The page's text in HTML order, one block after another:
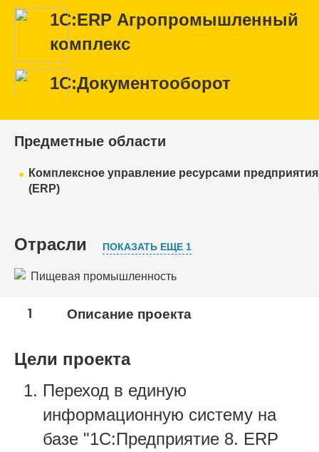
1С:ERP Агропромышленный
комплекс
1С:Документооборот
Предметные области
Комплексное управление ресурсами предприятия
(ERP)
Отрасли ПОКАЗАТЬ ЕЩЕ 1
Пищевая промышленность
Сельское хозяйство
1 Описание проекта
Цели проекта
Переход в единую
информационную систему на
базе "1С:Предприятие 8. ERP